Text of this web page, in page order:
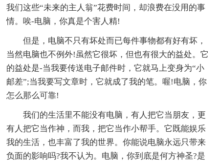
我们这些“未来的主人翁”花费时间，却浪费在没用的事
情。唉-电脑，你真是个害人精!
但是，电脑不只有坏处而已每件事物都有好有坏，
当然电脑也不例外!虽然它很坏，但也有很大的益处。它
的益处是-当我要传送电子邮件时，它就马上变身为“小
邮差”;当我要写文章时，它就成了我的笔。喔!电脑，你
怎么那么可靠!
我们的生活里不能没有电脑，有人把它当朋友，更
有人把它当作神，而我，把它当作小帮手。它既能娱乐
我的生活，也丰富了我的世界。你能说电脑永远只带来
负面的影响吗?我不认为。电脑，你到底是何方神圣?是